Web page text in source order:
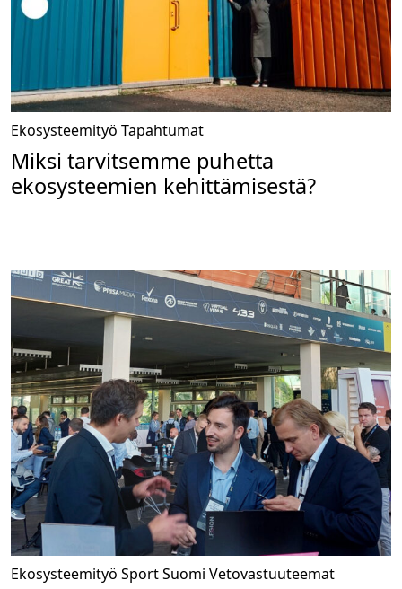
Ekosysteemityö Tapahtumat
Miksi tarvitsemme puhetta
ekosysteemien kehittämisestä?
Ekosysteemityö Sport Suomi Vetovastuuteemat